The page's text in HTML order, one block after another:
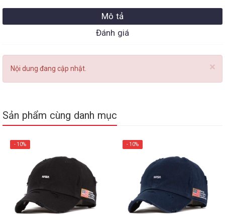
Mô tả
Đánh giá
×
Nội dung đang cập nhật.
Sản phẩm cùng danh mục
- 10% - 10%